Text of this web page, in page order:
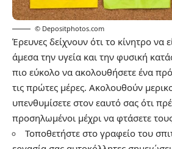
© Depositphotos.com
Έρευνες δείχνουν ότι το κίνητρο να
άμεσα την υγεία και την φυσική
πιο εύκολο να ακολουθήσετε ένα
τις πρώτες μέρες. Ακολουθούν
υπενθυμίσετε στον εαυτό σας ότι
προσηλωμένοι μέχρι να φτάσετε
Τοποθετήστε στο γραφείο του